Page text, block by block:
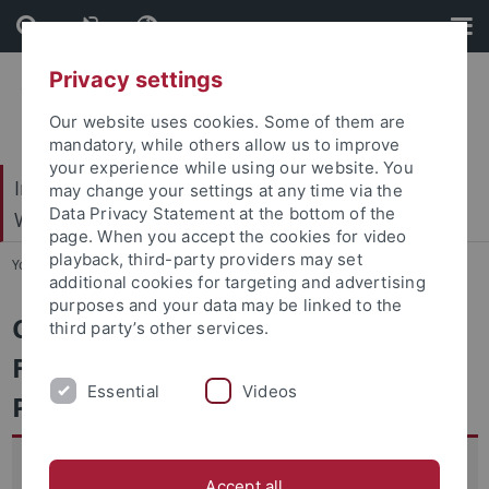
Skip
to
content
Skip
to
footer
Internationales Zentrum für Ethik in den
Wissenschaften (IZEW)
You are here: Startseite ... Co-Care
Corona und Care:
Fürsorgedynamiken in der
Pandemie (Co-Care)
Das Projekt Co-Care analysiert das Spannungsfeld
Privacy settings
Our website uses cookies. Some of them are
mandatory, while others allow us to improve
your experience while using our website. You
may change your settings at any time via the
Data Privacy Statement at the bottom of the
page. When you accept the cookies for video
playback, third-party providers may set
additional cookies for targeting and advertising
purposes and your data may be linked to the
third party’s other services.
Essential Videos